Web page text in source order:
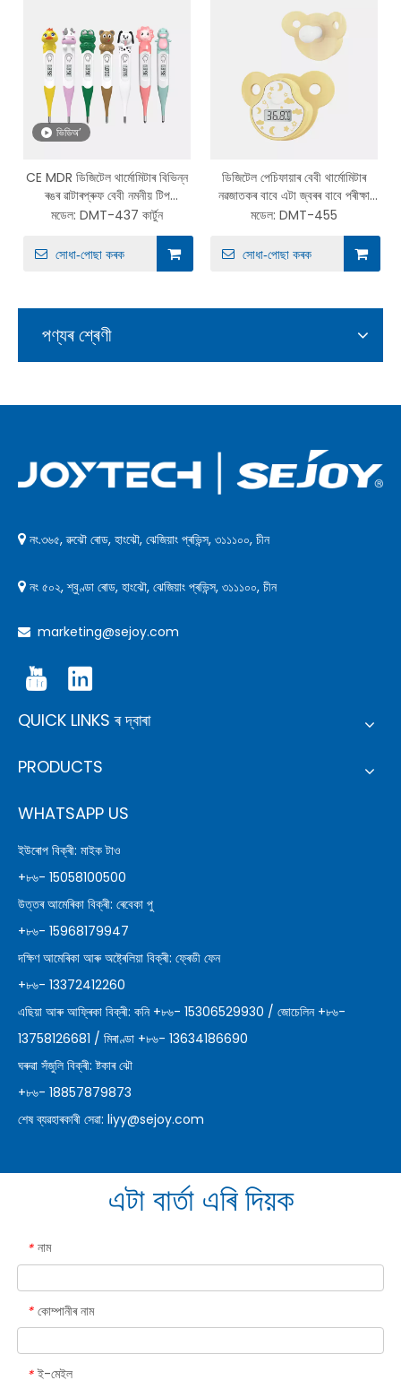
ভিডিঅ’
CE MDR ডিজিটেল থাৰ্মোমিটাৰ বিভিন্ন
ৰঙৰ ৱাটাৰপ্ৰুফ বেবী নমনীয় টিপ
থাৰ্মোমিটাৰ আঁতৰ কৰিব পৰা কেপ কাৰ্টুন
মডেল: DMT-437 কাৰ্টুন
সোধা-পোছা কৰক
ডিজিটেল পেচিফায়াৰ বেবী থাৰ্মোমিটাৰ
নৱজাতকৰ বাবে এটা জ্বৰৰ বাবে পৰীক্ষা
কৰক নিপল ষ্টাইলৰ বেবী থাৰ্মোমিটাৰ
মডেল: DMT-455
সোধা-পোছা কৰক
পণ্যৰ শ্ৰেণী
 নং.৩৬৫, ৱুঝৌ ৰোড, হাংঝৌ, ঝেজিয়াং প্ৰভিন্স, ৩১১১০০, চীন
 নং ৫০২, শ্বুণ্ডা ৰোড, হাংঝৌ, ঝেজিয়াং প্ৰভিন্স, ৩১১১০০, চীন
 marketing@sejoy.com
QUICK LINKS ৰ দ্বাৰা
PRODUCTS
WHATSAPP US
ইউৰোপ বিক্ৰী: মাইক টাও
+৮৬- 15058100500
উত্তৰ আমেৰিকা বিক্ৰী: ৰেবেকা পু
+৮৬- 15968179947
দক্ষিণ আমেৰিকা আৰু অষ্ট্ৰেলিয়া বিক্ৰী: ফ্ৰেডী ফেন
+৮৬- 13372412260
এছিয়া আৰু আফ্ৰিকা বিক্ৰী: কনি +৮৬- 15306529930 / জোচেলিন +৮৬-
13758126681 / মিৰাণ্ডা +৮৬- 13634186690
ঘৰুৱা সঁজুলি বিক্ৰী: ষ্টকাৰ ঝৌ
+৮৬- 18857879873
শেষ ব্যৱহাৰকাৰী সেৱা: liyy@sejoy.com
এটা বাৰ্তা এৰি দিয়ক
* নাম
* কোম্পানীৰ নাম
* ই-মেইল